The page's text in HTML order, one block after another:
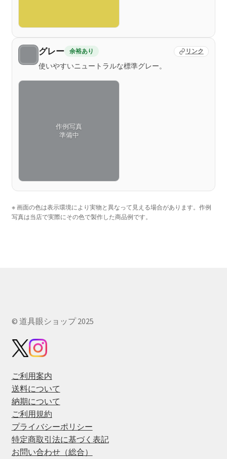
グレー 余裕あり リンク
使いやすいニュートラルな標準グレー。
作例写真
準備中
※ 画面の色は表示環境により実物と異なって見える場合があります。作例
写真は当店で実際にその色で製作した商品例です。
© 道具眼ショップ 2025
ご利用案内
送料について
納期について
ご利用規約
プライバシーポリシー
特定商取引法に基づく表記
お問い合わせ（総合）